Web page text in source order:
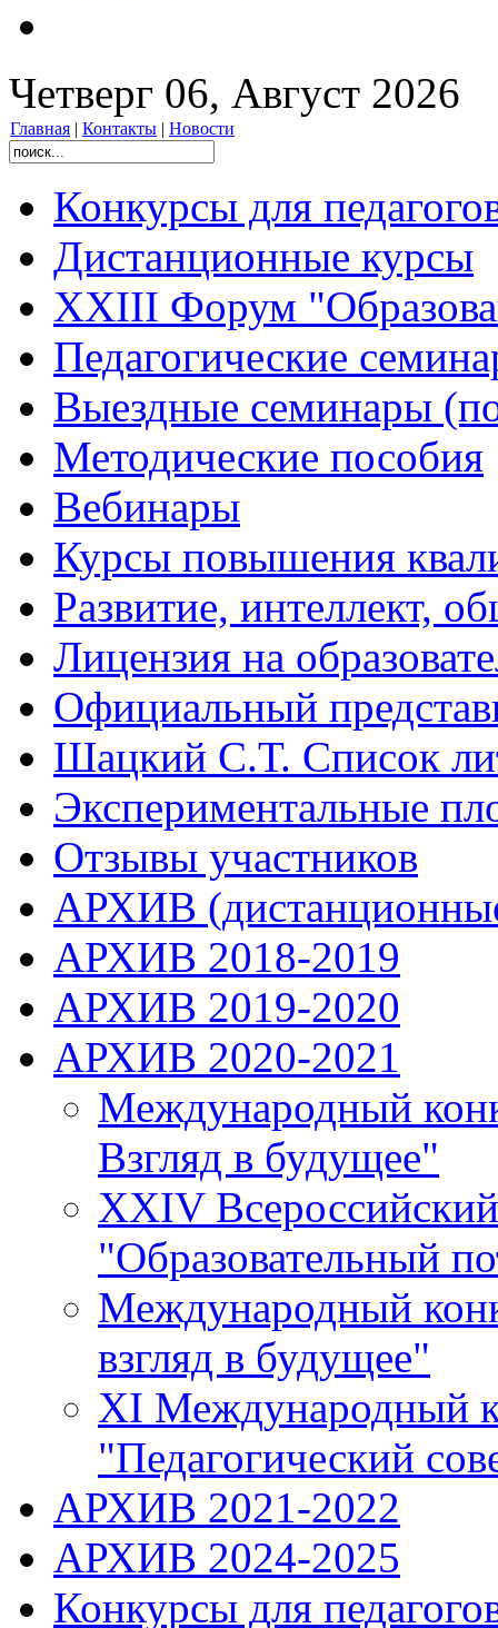
Четверг 06, Август 2026
Главная | Контакты | Новости
Конкурсы для
Дистанционные курсы
XXIII Форум
Педагогические
Выездные семинары
Методические пособия
Вебинары
Курсы повышения
Развитие, интеллект,
Лицензия на
Официальный
Шацкий С.Т. Список
Экспериментальные
Отзывы участников
АРХИВ
АРХИВ 2018-2019
АРХИВ 2019-2020
АРХИВ 2020-2021
Международный
Взгляд в будущее"
XXIV
"Образовательный
Международный
взгляд в будущее"
XI Международный
"Педагогический
АРХИВ 2021-2022
АРХИВ 2024-2025
Конкурсы для